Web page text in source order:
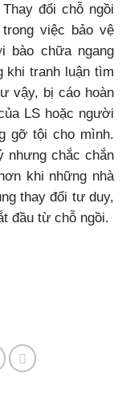
đổi chỗ ngồi
việc bảo vệ
bào chữa ngang
khi tranh luận tìm
vậy, bị cáo hoàn
LS hoặc người
gỡ tội cho mình.
nhưng chắc chắn
khi những nhà
thay đổi tư duy,
đầu từ chỗ ngồi.